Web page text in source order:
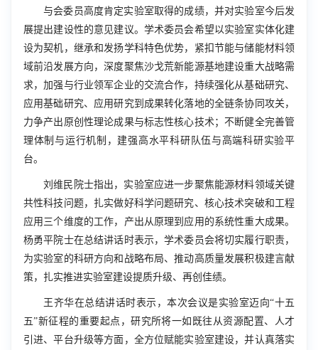
与会委员高度肯定实验室取得的成绩，并对实验室今后发
展提出建设性的意见建议。学术委员会希望以实验室实体化建
设为契机，继承和发扬学科特色优势，紧扣节能与储能材料领
域前沿发展方向，深度聚焦沙戈荒新能源基地建设重大战略需
求，加强与行业领军企业的交流合作，持续强化从基础研究、
应用基础研究、应用研究到成果转化落地的全链条协同攻关，
力争产出原创性理论成果与标志性核心技术；不断健全完善管
理体制与运行机制，建强高水平科研队伍与高端科研实验平
台。
刘维民院士指出，实验室应进一步聚焦能源材料领域关键
共性科技问题，扎实做好科学问题研究、核心技术突破和工程
应用三个维度的工作，产出从原理到应用的系统性重大成果。
杨勇平院士在总结讲话时表示，学术委员会将切实履行职责，
为实验室的科研方向和战略布局、推动高质量发展积极建言献
策，扎实推进实验室建设提质升级、再创佳绩。
王齐华在总结讲话时表示，本次会议是实验室迈向“十五
五”新征程的重要起点，研究所将一如既往从资源配置、人才
引进、平台升级等方面，全方位赋能实验室建设，并认真落实